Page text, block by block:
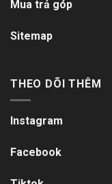
Mua trả góp
Sitemap
THEO DÕI THÊM
Instagram
Facebook